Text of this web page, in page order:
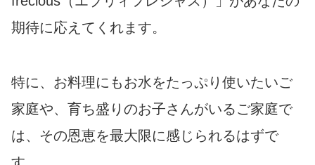
期待に応えてくれます。
特に、お料理にもお水をたっぷり使いたいご
家庭や、育ち盛りのお子さんがいるご家庭で
は、その恩恵を最大限に感じられるはずで